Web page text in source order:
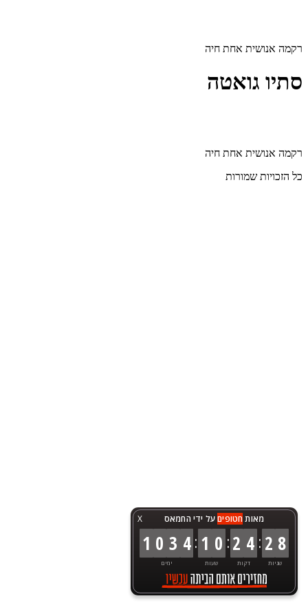
X מאותחטופיםעל ידי החמאס
1 0 3 4
ימים
: 1 0
שעות
:2 4
דקות
: 2 8
שניות
רקמה אנושית אחת חיה
סתיו גואטה
רקמה אנושית אחת חיה
כל הזכויות שמורות